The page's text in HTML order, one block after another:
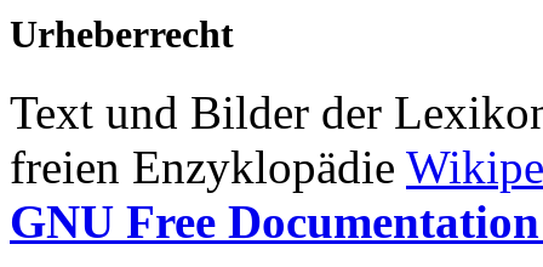
Urheberrecht
Text und Bilder der
freien Enzyklopädie
GNU Free